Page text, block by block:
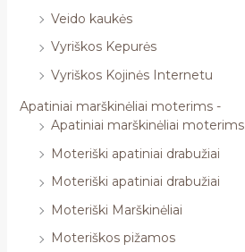
Veido kaukės
Vyriškos Kepurės
Vyriškos Kojinės Internetu
Apatiniai marškinėliai moterims -
Apatiniai marškinėliai moterims
Moteriški apatiniai drabužiai
Moteriški apatiniai drabužiai
Moteriški Marškinėliai
Moteriškos pižamos